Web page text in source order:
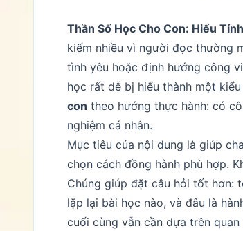
Thần Số Học Cho Con: Hiểu
kiếm nhiều vì người đọc thường
tình yêu hoặc định hướng công
học rất dễ bị hiểu thành một
con theo hướng thực hành: có
nghiệm cá nhân.
Mục tiêu của nội dung là giúp
chọn cách đồng hành phù hợp.
Chúng giúp đặt câu hỏi tốt hơn:
lặp lại bài học nào, và đâu là
cuối cùng vẫn cần dựa trên